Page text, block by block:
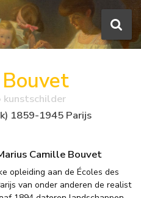
kunstschilder
1859-1945 Parijs
Camille Bouvet
opleiding aan de Écoles des
van onder anderen de realist